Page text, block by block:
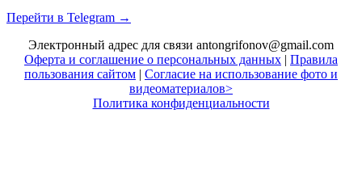
Перейти в Telegram →
Электронный адрес для связи antongrifonov@gmail.com
Оферта и соглашение о персональных данных | Правила
пользования сайтом | Согласие на использование фото и
видеоматериалов>
Политика конфиденциальности